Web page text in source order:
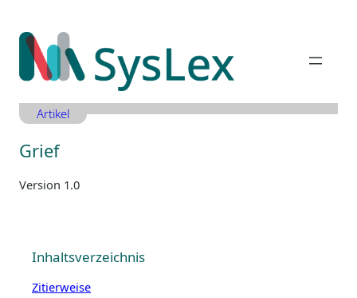
Inhalt
springen
Artikel
Grief
Version 1.0
Inhaltsverzeichnis
Zitierweise